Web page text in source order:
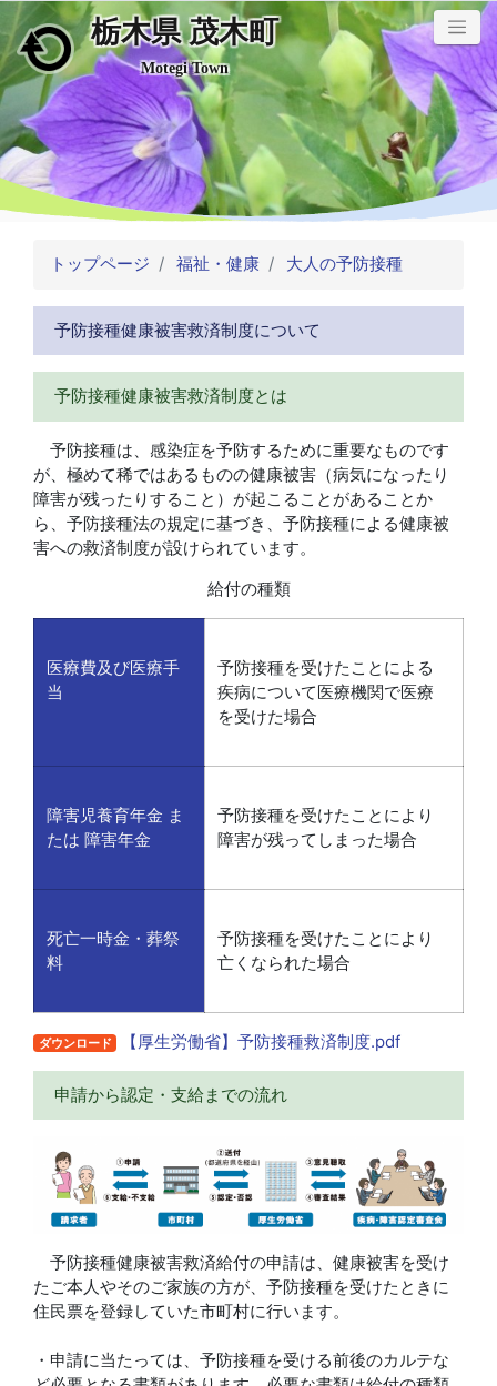
メインコンテンツにスキップ
栃木県 茂木町
Motegi Town
トップページ 福祉・健康 大人の予防接種
予防接種健康被害救済制度について
予防接種健康被害救済制度とは
予防接種は、感染症を予防するために重要なものです
が、極めて稀ではあるものの健康被害（病気になったり
障害が残ったりすること）が起こることがあることか
ら、予防接種法の規定に基づき、予防接種による健康被
害への救済制度が設けられています。
給付の種類
医療費及び医療手
当
予防接種を受けたことによる
疾病について医療機関で医療
を受けた場合
障害児養育年金 ま
たは 障害年金
予防接種を受けたことにより
障害が残ってしまった場合
死亡一時金・葬祭
料
予防接種を受けたことにより
亡くなられた場合
ダウンロード 【厚生労働省】予防接種救済制度.pdf
申請から認定・支給までの流れ
予防接種健康被害救済給付の申請は、健康被害を受け
たご本人やそのご家族の方が、予防接種を受けたときに
住民票を登録していた市町村に行います。
・申請に当たっては、予防接種を受ける前後のカルテな